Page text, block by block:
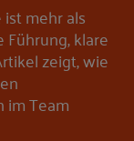
mehr als
klare
zeigt, wie
im Team